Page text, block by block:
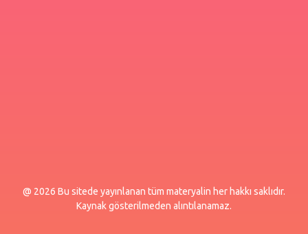
@ 2026 Bu sitede yayınlanan tüm materyalin her hakkı saklıdır.
Kaynak gösterilmeden alıntılanamaz.